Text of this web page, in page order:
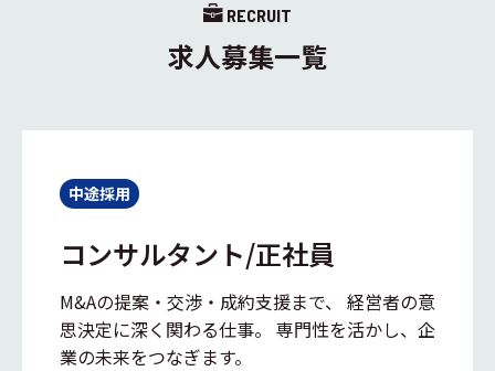
RECRUIT
求人募集一覧
中途採用
コンサルタント/正社員
M&Aの提案・交渉・成約支援まで、 経営者の意
思決定に深く関わる仕事。 専門性を活かし、企
業の未来をつなぎます。